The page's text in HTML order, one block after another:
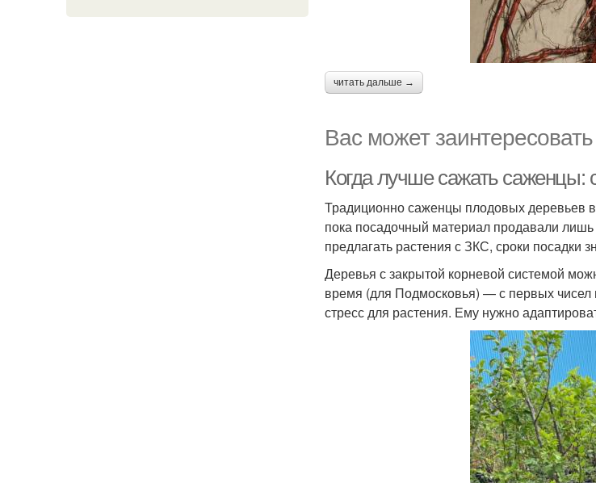
читать дальше →
Вас может заинтересовать
Когда лучше сажать саженцы:
Традиционно саженцы плодовых деревьев
пока посадочный материал продавали лишь
предлагать растения с ЗКС, сроки посадки
Деревья с закрытой корневой системой
время (для Подмосковья) — с первых
стресс для растения. Ему нужно